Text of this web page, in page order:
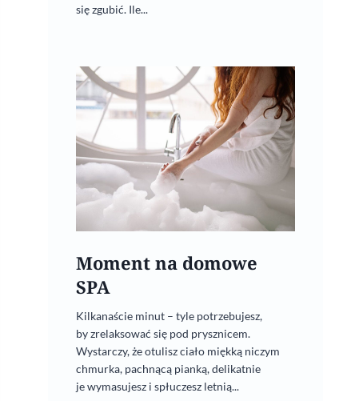
się zgubić. Ile...
Moment na domowe
SPA
Kilkanaście minut – tyle potrzebujesz,
by zrelaksować się pod prysznicem.
Wystarczy, że otulisz ciało miękką niczym
chmurka, pachnącą pianką, delikatnie
je wymasujesz i spłuczesz letnią...